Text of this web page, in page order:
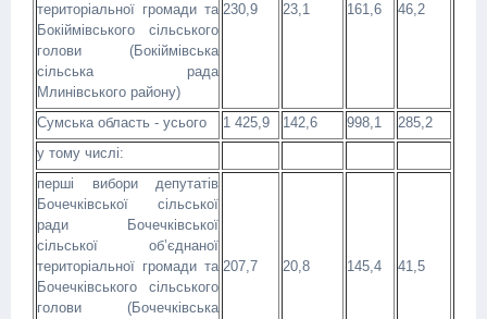
територіальної громади та
Бокіймівського сільського
голови (Бокіймівська
сільська рада
Млинівського району)
230,9 23,1 161,6 46,2
Сумська область - усього 1 425,9 142,6 998,1
285,2
у тому числі:
перші вибори депутатів
Бочечківської сільської
ради Бочечківської
сільської об’єднаної
територіальної громади та
Бочечківського сільського
голови (Бочечківська
207,7 20,8 145,4 41,5